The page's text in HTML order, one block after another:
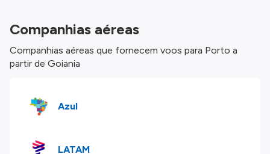
Companhias aéreas
Companhias aéreas que fornecem voos para Porto a
partir de Goiania
Azul
LATAM